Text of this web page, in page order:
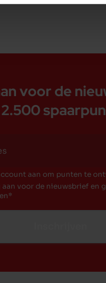
voor de
aan om punten te
aan voor de nieuwsbrief en